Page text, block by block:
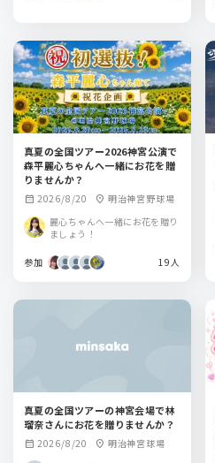
真夏の全国ツアー2026神宮公演で
森平麗心ちゃんへ一緒にお花を贈
りませんか？
calendar_month 2026/8/20 location_on 明治神宮野球場
麗心ちゃんへ一緒にお花を贈り
ましょう！
参加 19人
真夏の全国ツアーの神宮会場で林
瑠奈さんにお花を贈りませんか？
calendar_month 2026/8/20 location_on 明治神宮球場